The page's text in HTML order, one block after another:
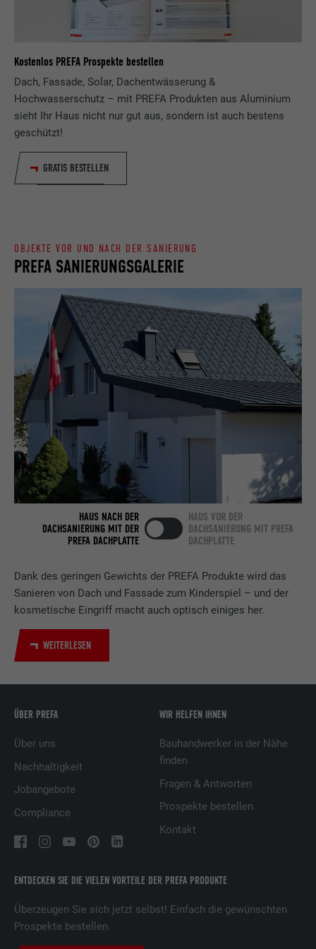
Kostenlos PREFA Prospekte bestellen
Dach, Fassade, Solar, Dachentwässerung &
Hochwasserschutz – mit PREFA Produkten aus Aluminium
sieht Ihr Haus nicht nur gut aus, sondern ist auch bestens
geschützt!
GRATIS BESTELLEN
Dank des geringen Gewichts der PREFA Produkte wird das
Sanieren von Dach und Fassade zum Kinderspiel – und der
kosmetische Eingriff macht auch optisch einiges her.
WEITERLESEN
PREFA SANIERUNGSGALERIE
OBJEKTE VOR UND NACH DER SANIERUNG
HAUS NACH DER
DACHSANIERUNG MIT DER
PREFA DACHPLATTE
HAUS VOR DER
DACHSANIERUNG MIT PREFA
DACHPLATTE
ENTDECKEN SIE DIE VIELEN VORTEILE DER PREFA PRODUKTE
Überzeugen Sie sich jetzt selbst! Einfach die gewünschten
Prospekte bestellen.
ÜBER PREFA
Über uns
Nachhaltigkeit
Jobangebote
Compliance
WIR HELFEN IHNEN
Bauhandwerker in der Nähe
finden
Fragen & Antworten
Prospekte bestellen
Kontakt
Besucher die Website nutzt, zu generieren.
Name _gaexp
Anbieter Google Optimize
90 Tage
Wird testweise gesetzt, um zu prüfen, ob
der Browser das Setzen von Cookies
erlaubt. Enthält keine
ads.linkedin.com
Zweck
Speichert die vom Benutzer ausgewählte
Sprach version einer Webseite.
Name
Anbieter LinkedIn
Zweck
Webseite ein eingebettetes "Folgen Sie
uns"-Fenster enthält.
bcookie
Anbieter LinkedIn
Laufzeit 2 Jahre
Zweck
Verwendet vom Social-Networking-Dienst
LinkedIn für die Verfolgung der
Verwendung von eingebetteten
Dienstleistungen.
Name bscookie
Anbieter LinkedIn
Zweck
Verwendet vom Social-Networking-Dienst
LinkedIn für die Verfolgung der
Name UserMatchHistory
Anbieter
Laufzeit
Zweck
Wird verwendet, um Besucher auf
relevante Werbung basierend auf den
Präferenzen des Besuchers zu
präsentieren.
Anbieter LinkedIn